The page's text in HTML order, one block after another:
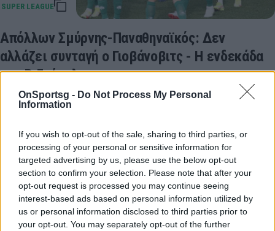
OnSportsg - Do Not Process My Personal
Information
If you wish to opt-out of the sale, sharing to third parties, or
processing of your personal or sensitive information for
targeted advertising by us, please use the below opt-out
section to confirm your selection. Please note that after your
opt-out request is processed you may continue seeing
interest-based ads based on personal information utilized by
us or personal information disclosed to third parties prior to
your opt-out. You may separately opt-out of the further
Απόλλων Σμύρνης-Παναθηναϊκός: Δεν
αλλάζει συνταγή ο Γιοβάνοβιτς - Η ενδεκάδα
στη Ριζούπολη
Απόλλων Σμύρνης-Παναθηναϊκός: Οι έντεκα που
ξεκίνησαν και με τη Λαμία θα παίξουν στη Ριζούπολη
16 Φεβρουαρίου 2022 17:32